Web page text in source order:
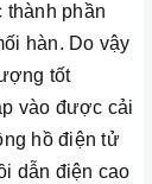
thành phần
hàn. Do vậy
tốt
vào được cải
hồ điện tử
dẫn điện cao